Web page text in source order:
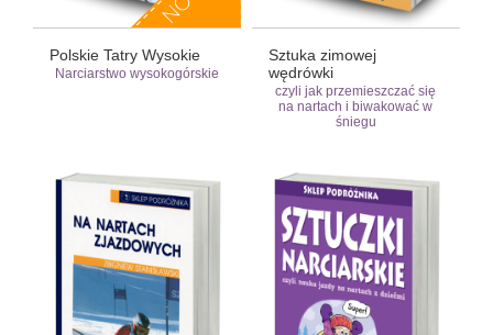
Polskie Tatry Wysokie
Narciarstwo wysokogórskie
Sztuka zimowej
wędrówki
czyli jak przemieszczać się
na nartach i biwakować w
śniegu